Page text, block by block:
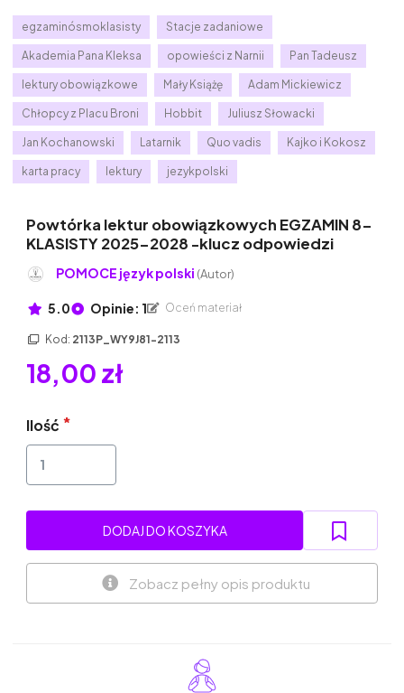
egzaminósmoklasisty Stacje zadaniowe
Akademia Pana Kleksa opowieści z Narnii Pan Tadeusz
lektury obowiązkowe Mały Książę Adam Mickiewicz
Chłopcy z Placu Broni Hobbit Juliusz Słowacki
Jan Kochanowski Latarnik Quo vadis Kajko i Kokosz
karta pracy lektury jezykpolski
Powtórka lektur obowiązkowych EGZAMIN 8-
KLASISTY 2025-2028 -klucz odpowiedzi
POMOCE język polski (Autor)
5.0 Opinie: 1 Oceń materiał
Kod: 2113P_WY9J81-2113
18,00 zł
Ilość
DODAJ DO KOSZYKA
Zobacz pełny opis produktu